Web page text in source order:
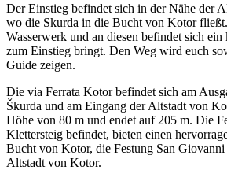
Der Einstieg befindet sich in der Nähe der
wo die Skurda in die Bucht von Kotor
Wasserwerk und an diesen befindet sich
zum Einstieg bringt. Den Weg wird euch
Guide zeigen.
Die via Ferrata Kotor befindet sich am
Škurda und am Eingang der Altstadt von
Höhe von 80 m und endet auf 205 m. Die
Klettersteig befindet, bieten einen
Bucht von Kotor, die Festung San Giovanni
Altstadt von Kotor.